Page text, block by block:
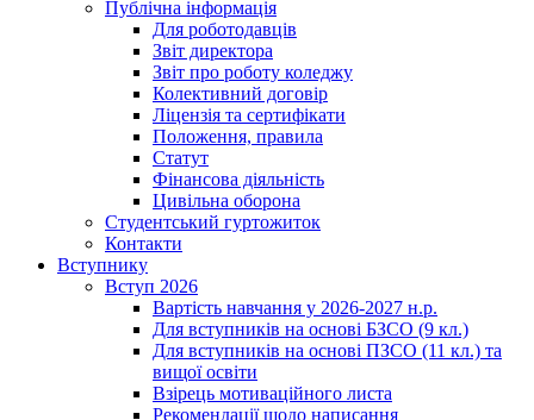
Публічна інформація
Для роботодавців
Звіт директора
Звіт про роботу коледжу
Колективний договір
Ліцензія та сертифікати
Положення, правила
Статут
Фінансова діяльність
Цивільна оборона
Студентський гуртожиток
Контакти
Вступнику
Вступ 2026
Вартість навчання у 2026-2027 н.р.
Для вступників на основі БЗСО (9 кл.)
Для вступників на основі ПЗСО (11 кл.) та
вищої освіти
Взірець мотиваційного листа
Рекомендації щодо написання